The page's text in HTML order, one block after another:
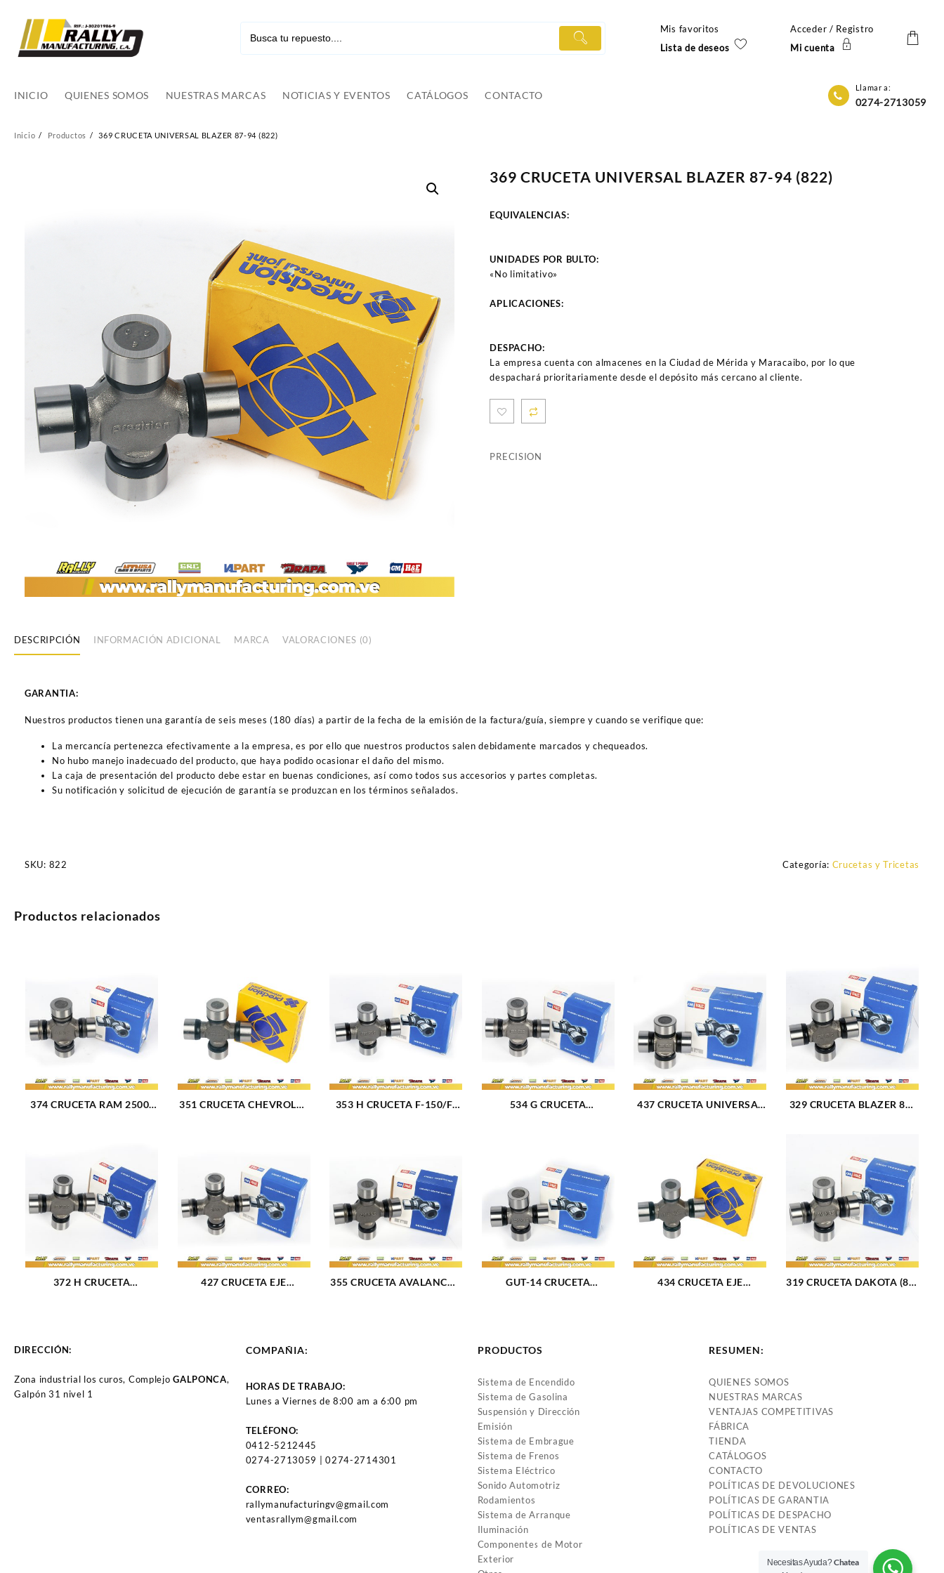
contenido
Mis favoritos
Lista de deseos
Acceder / Registro
Mi cuenta
INICIO QUIENES SOMOS NUESTRAS MARCAS NOTICIAS Y EVENTOS CATÁLOGOS CONTACTO
Llamar a:
0274-2713059
Inicio Productos 369 CRUCETA UNIVERSAL BLAZER 87-94 (822)
369 CRUCETA UNIVERSAL BLAZER 87-94 (822)
EQUIVALENCIAS:
UNIDADES POR BULTO:
«No limitativo»
APLICACIONES:
DESPACHO:
La empresa cuenta con almacenes en la Ciudad de Mérida y Maracaibo, por lo que
despachará prioritariamente desde el depósito más cercano al cliente.
PRECISION
DESCRIPCIÓN INFORMACIÓN ADICIONAL MARCA VALORACIONES (0)
GARANTIA:
Nuestros productos tienen una garantía de seis meses (180 días) a partir de la fecha de la emisión de la factura/guía, siempre y cuando se verifique que:
La mercancía pertenezca efectivamente a la empresa, es por ello que nuestros productos salen debidamente marcados y chequeados.
No hubo manejo inadecuado del producto, que haya podido ocasionar el daño del mismo.
La caja de presentación del producto debe estar en buenas condiciones, así como todos sus accesorios y partes completas.
Su notificación y solicitud de ejecución de garantía se produzcan en los términos señalados.
SKU: 822 Categoría: Crucetas y Tricetas
Productos relacionados
374 CRUCETA RAM 2500-
(2448)
351 CRUCETA CHEVROLET
353 H CRUCETA F-150/F-
534 G CRUCETA
86)/CAPRICE(66-
96)/SILVERADO 1500-
2500(99-04)/ SILVERADO
3500(01-04)/TAHOE(95-
03)/TRAILBLAZER(02-03)
437 CRUCETA UNIVERSAL
329 CRUCETA BLAZER 87-
75-86 GRAND CHEROKEE
93-03 WAGONEER 75-03
(2525)
372 H CRUCETA
427 CRUCETA EJE
355 CRUCETA AVALANCHE
GUT-14 CRUCETA
434 CRUCETA EJE
319 CRUCETA DAKOTA (87-
DIRECCIÓN:
Zona industrial los curos, ComplejoGALPONCA,
Galpón 31 nivel 1
COMPAÑIA:
HORAS DE TRABAJO:
Lunes a Viernes de 8:00 am a 6:00 pm
TELÉFONO:
0412-5212445
0274-2713059 | 0274-2714301
CORREO:
rallymanufacturingv@gmail.com
ventasrallym@gmail.com
PRODUCTOS
Sistema de Encendido
Sistema de Gasolina
Suspensión y Dirección
Emisión
Sistema de Embrague
Sistema de Frenos
Sistema Eléctrico
Sonido Automotriz
Rodamientos
Sistema de Arranque
Iluminación
Componentes de Motor
Exterior
RESUMEN:
QUIENES SOMOS
NUESTRAS MARCAS
VENTAJAS COMPETITIVAS
FÁBRICA
TIENDA
CATÁLOGOS
CONTACTO
POLÍTICAS DE DEVOLUCIONES
POLÍTICAS DE GARANTIA
POLÍTICAS DE DESPACHO
POLÍTICAS DE VENTAS
Necesitas Ayuda?Chatea